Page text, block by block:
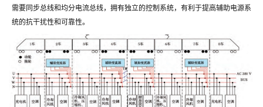
需要同步总线和均分电流总线，拥有独立的控制系统，有利于提高辅助电源系
统的抗干扰性和可靠性。